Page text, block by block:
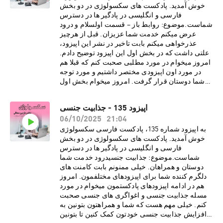
دهد· ریشه های کینک های جنسی در
افراد· تفاوت میان فتیش و کینک در
چیست· لزوم داشتن رضایت مشتاقانه از پارتنر
برای انجام کینک و رفتار های جنسیدرباره دکتر نازنین
معالیدکتر نازنین معالی، روانشناس بالینی و
پژوهشگر روابط جنسی، دارای بورد فوق تخصصی در
بیمارستان کایزر هستند. هم اکنون مطب ایشان در
شهر لس آنجلس به صورت ویدیو تراپی، پذیرای
درمان مدد جویان می باشد. دکتر معالی با مطالعات و
تجربیات و دانسته های خود از طریق رسانه های
اجتماعی برای عموم مخاطبین فارسی زبان
هستند.اسپانسر
پادکست:https://www.promescent.com/?
utm_campaign=sex15_promo&utm_medium=p
odcast Go HERE to save 15% off your first
order. سایت انگلیسی پادکست
سکسولوژی:http://www.sexologypodcast.comچ
ک لیست رایگانِ 75 روش برای گرم کردن رابطه
زناشویی:https://zaya.io/z0dvyچک لیست رایگانِ
راهنمایی هایی برای نعوظ
همیشگی:https://zaya.io/jmdgqما را در صفحات
خوش آمدید. پادکست های سکسولوژی در دو بخش
فارسی و انگلیسی در پادگیر ها در دسترس
شماست.موضوع: روابط باز – قسمت اولسلام و درود
عرض میکنم خدمت شما عزیزان. قبل از هرچیز
عذرخواهی میکنم بابت تاخیر در نشر این اپیزود،
علتی داشت که در بخش اول این اپیزود توضیح دادم.
امروز میخوام در مورد مطلبی صحبت کنم که قبلا هم
در مورد اون اپیزودی مختصر داشتیم و مورد توجه
شما دوستان قرار گرفت. امروز میخوام بخش اول
شود به موارد زیر اشاره کرد:· انواع روابط باز چه
تعریف و چه محدودیتی دارد· این گونه روابط
برای چه افرادی خوب و برای چه افرادی نا مناسب
است· تفاوت روابط باز نوین با چند همسری در
سنت اسلام چیست؟· بررسی احساسات مثبت و
منفی زوجین در روابط باز· بررسی تجربیات
افرادی که در این گونه روابط بوده انددرباره دکتر
نازنین معالیدکتر نازنین معالی، روانشناس بالینی و
پژوهشگر روابط جنسی، دارای بورد فوق تخصصی در
بیمارستان کایزر هستند. هم اکنون مطب ایشان در
شهر لس آنجلس به صورت ویدیو تراپی، پذیرای
درمان مدد جویان می باشد. دکتر معالی با مطالعات و
اپیزود 135 - جذابیت جنسی
06/10/2025
21:04
به اپیزود شماره 135، پادکست فارسی سکسولوژی
خوش آمدید. پادکست های سکسولوژی در دو بخش
فارسی و انگلیسی در پادگیر ها در دسترس
شماست.موضوع: جذابیت جنسیدرود خدمت شما
دوستان و همراهان. خیلی ممنونم بابت کامنت های
دلگرم کننده شما برای اپیزودهای مختلفمون. امروز
هم در ادامه اپیزودهای پادکستمون میخوام در مورد
مسله جذابیت جنسی و اغواگری های جنسی صحبت
کنم. خیلی مهم هست که شما و همراهتون بتونین به
افزایش جذابیت جنسی خودتون کمک کنین تا بتونین